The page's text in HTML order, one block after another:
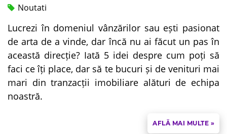
Noutati
Lucrezi în domeniul vânzărilor sau ești pasionat
de arta de a vinde, dar încă nu ai făcut un pas în
această direcție? Iată 5 idei despre cum poți să
faci ce îți place, dar să te bucuri și de venituri mai
mari din tranzacții imobiliare alături de echipa
noastră.
AFLĂ MAI MULTE »